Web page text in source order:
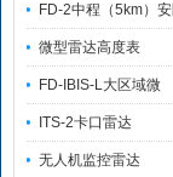
FD-2中程（5km）
微型雷达高度表
FD-IBIS-L大区域微
ITS-2卡口雷达
无人机监控雷达